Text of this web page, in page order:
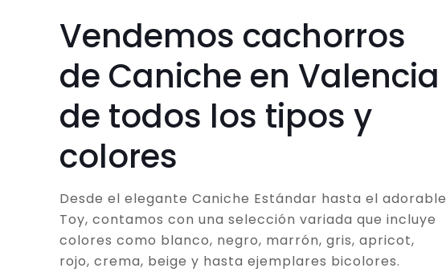
Vendemos cachorros
de Caniche en Valencia
de todos los tipos y
colores
Desde el elegante Caniche Estándar hasta el adorable
Toy, contamos con una selección variada que incluye
colores como blanco, negro, marrón, gris, apricot,
rojo, crema, beige y hasta ejemplares bicolores.